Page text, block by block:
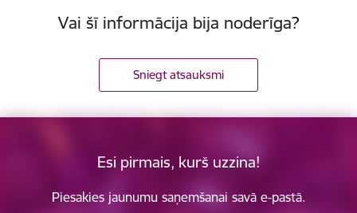
Vai šī informācija bija noderīga?
Sniegt atsauksmi
Esi pirmais, kurš uzzina!
Piesakies jaunumu saņemšanai savā e-pastā.